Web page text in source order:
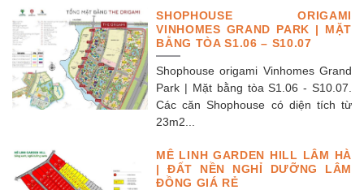
SHOPHOUSE ORIGAMI
VINHOMES GRAND PARK | MẶT
BẰNG TÒA S1.06 – S10.07
Shophouse origami Vinhomes Grand
Park | Mặt bằng tòa S1.06 - S10.07.
Các căn Shophouse có diện tích từ
23m2...
MÊ LINH GARDEN HILL LÂM HÀ
| ĐẤT NỀN NGHỈ DƯỠNG LÂM
ĐỒNG GIÁ RẺ